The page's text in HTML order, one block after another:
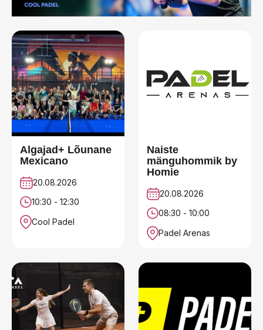
Algajad+ Lõunane
Mexicano
20.08.2026
10:30 - 12:30
Cool Padel
Naiste
mänguhommik by
Homie
20.08.2026
08:30 - 10:00
Padel Arenas